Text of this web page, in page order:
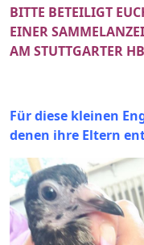
BITTE BETEILIGT
EINER
AM STUTTGARTER
Für diese kleinen
denen ihre Eltern